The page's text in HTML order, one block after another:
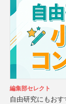
編集部セレクト
自由研究にもお